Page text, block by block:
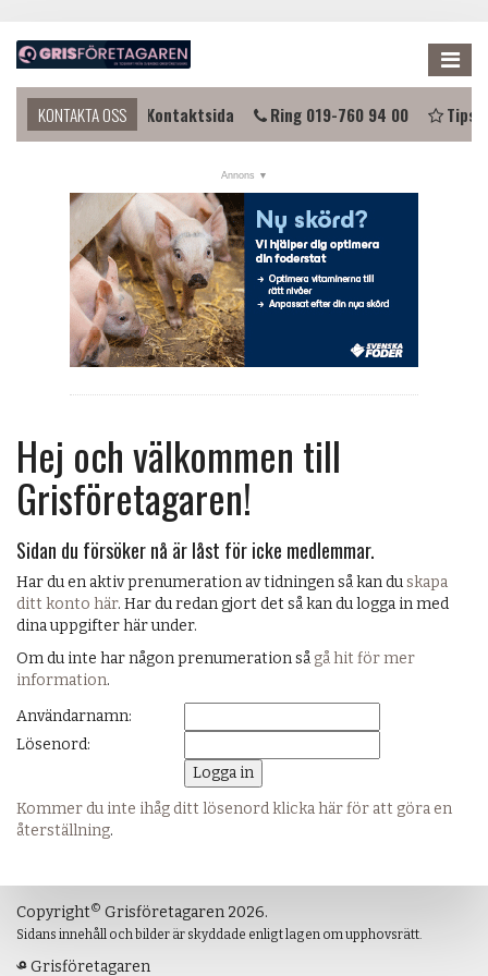
NYHETER
KALENDER
LÄNKAR
ANNONSERA
PRENUMERERA
OM OSS
KONTAKTA OSS
i kontakt? Kontaktsida Ring 019-760 94 00 Tipsa
Hej och välkommen till
Grisföretagaren!
Sidan du försöker nå är låst för icke medlemmar.
Har du en aktiv prenumeration av tidningen så kan duskapa
ditt konto här. Har du redan gjort det så kan du logga in med
dina uppgifter här under.
Om du inte har någon prenumeration så gå hit för mer
information.
Användarnamn:
Lösenord:
Kommer du inte ihåg ditt lösenord klicka här för att göra en
återställning.
Copyright© Grisföretagaren 2026.
Sidans innehåll och bilder är skyddade enligt lagen om upphovsrätt.
Grisföretagaren